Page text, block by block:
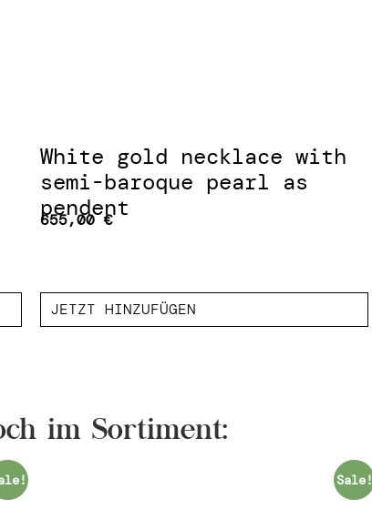
White gold necklace with
semi-baroque pearl as
pendent
655,00€
JETZT HINZUFÜGEN
im Sortiment:
Sale!